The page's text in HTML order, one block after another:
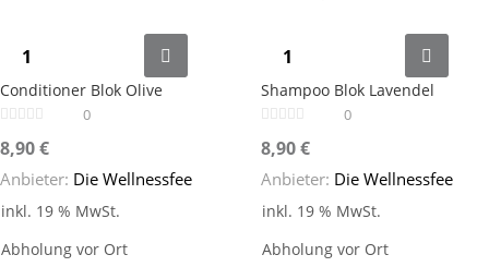
Conditioner Blok Olive
0
8,90€
Anbieter: Die Wellnessfee
inkl. 19 % MwSt.
Abholung vor Ort
Shampoo Blok Lavendel
0
8,90€
Anbieter: Die Wellnessfee
inkl. 19 % MwSt.
Abholung vor Ort